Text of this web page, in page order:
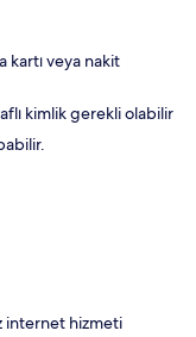
kartı veya nakit
kimlik gerekli olabilir
internet hizmeti